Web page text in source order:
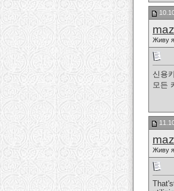
Живу
신용
모든
Живу